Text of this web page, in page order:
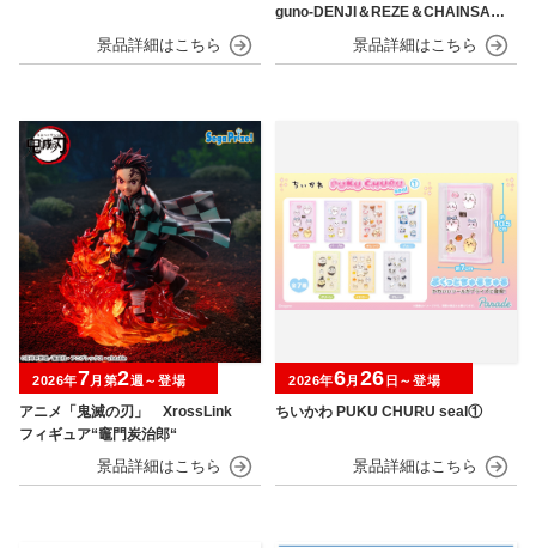
guno-DENJI＆REZE＆CHAINSAW
MAN＆BOMB-
アニメ「鬼滅の刃」 XrossLink
フィギュア“竈門炭治郎“
2026年7月第2週～登場
ちいかわ PUKU CHURU seal①
2026年6月 26 日～登場